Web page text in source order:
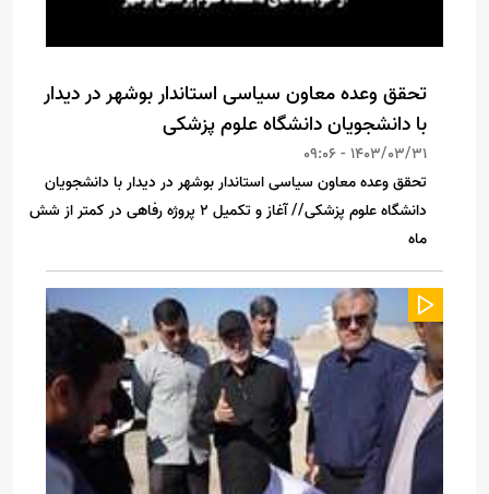
تحقق وعده معاون سیاسی استاندار بوشهر در دیدار
با دانشجویان دانشگاه علوم پزشکی
1403/03/31 - 09:06
تحقق وعده معاون سیاسی استاندار بوشهر در دیدار با دانشجویان
دانشگاه علوم پزشکی// آغاز و تکمیل ۲ پروژه رفاهی در کمتر از شش
ماه